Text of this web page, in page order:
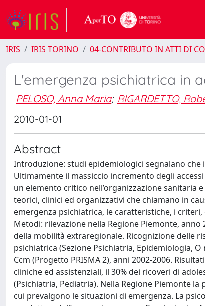
IRIS IRIS TORINO 04-CONTRIBUTO IN ATTI DI
L'emergenza psichiatrica in
PELOSO, Anna Maria; RIGARDETTO,
2010-01-01
Abstract
Introduzione: studi epidemiologici segnalano che
Ultimamente il massiccio incremento degli
un elemento critico nell’organizzazione sanitaria
teorici, clinici ed organizzativi che chiamano in
emergenza psichiatrica, le caratteristiche, i
Metodi: rilevazione nella Regione Piemonte,
della mobilità extraregionale. Ricognizione delle
psichiatrica (Sezione Psichiatria, Epidemiologia,
Ccm (Progetto PRISMA 2), anni 2002-2006.
cliniche ed assistenziali, il 30% dei ricoveri di
(Psichiatria, Pediatria). Nella Regione Piemonte
cui prevalgono le situazioni di emergenza. La